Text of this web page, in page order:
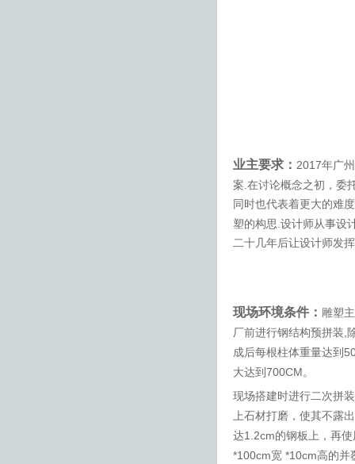
业主要求： 2017年广
案 在讨论概念之初，委
同时也代表着更大的难
塑的构思 设计师从事设
二十几年后让设计师发
现场环境条件： 雕塑
厂前进行钢结构预拼装
成后每根柱体重量达到
大达到 700CM。
现场搭建时进行二次拼装
上石材打磨，使其不露
达1.2cm的钢板上，再
*100cm宽*10cm高的并